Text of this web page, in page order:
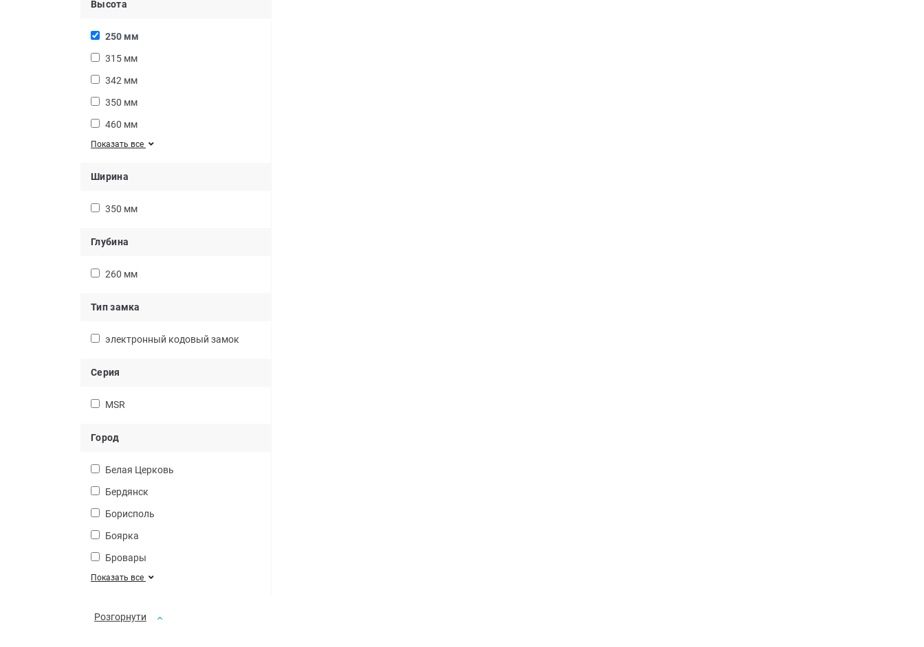
Высота
250 мм
315 мм
342 мм
350 мм
460 мм
Показать все
Ширина
350 мм
Глубина
260 мм
Тип замка
электронный кодовый замок
Серия
MSR
Город
Белая Церковь
Бердянск
Борисполь
Боярка
Бровары
Показать все
Розгорнути